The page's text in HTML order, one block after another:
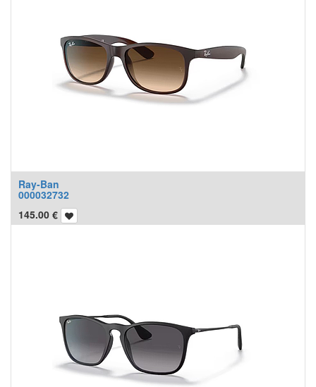
Ray-Ban
000032732
145.00 €